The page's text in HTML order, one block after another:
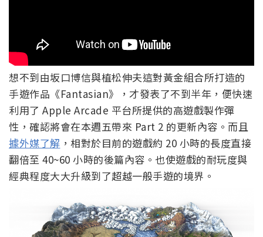
想不到由坂口博信與植松伸夫這對黃金組合所打造的
手遊作品《Fantasian》，才發表了不到半年，便快速
利用了 Apple Arcade 平台所提供的高遊戲製作彈
性，確認將會在本週五帶來 Part 2 的更新內容。而且
據外媒了解 ，相對於目前的遊戲約 20 小時的長度直接
翻倍至 40~60 小時的後篇內容。也使遊戲的耐玩度與
經典程度大大升級到了超越一般手遊的境界。